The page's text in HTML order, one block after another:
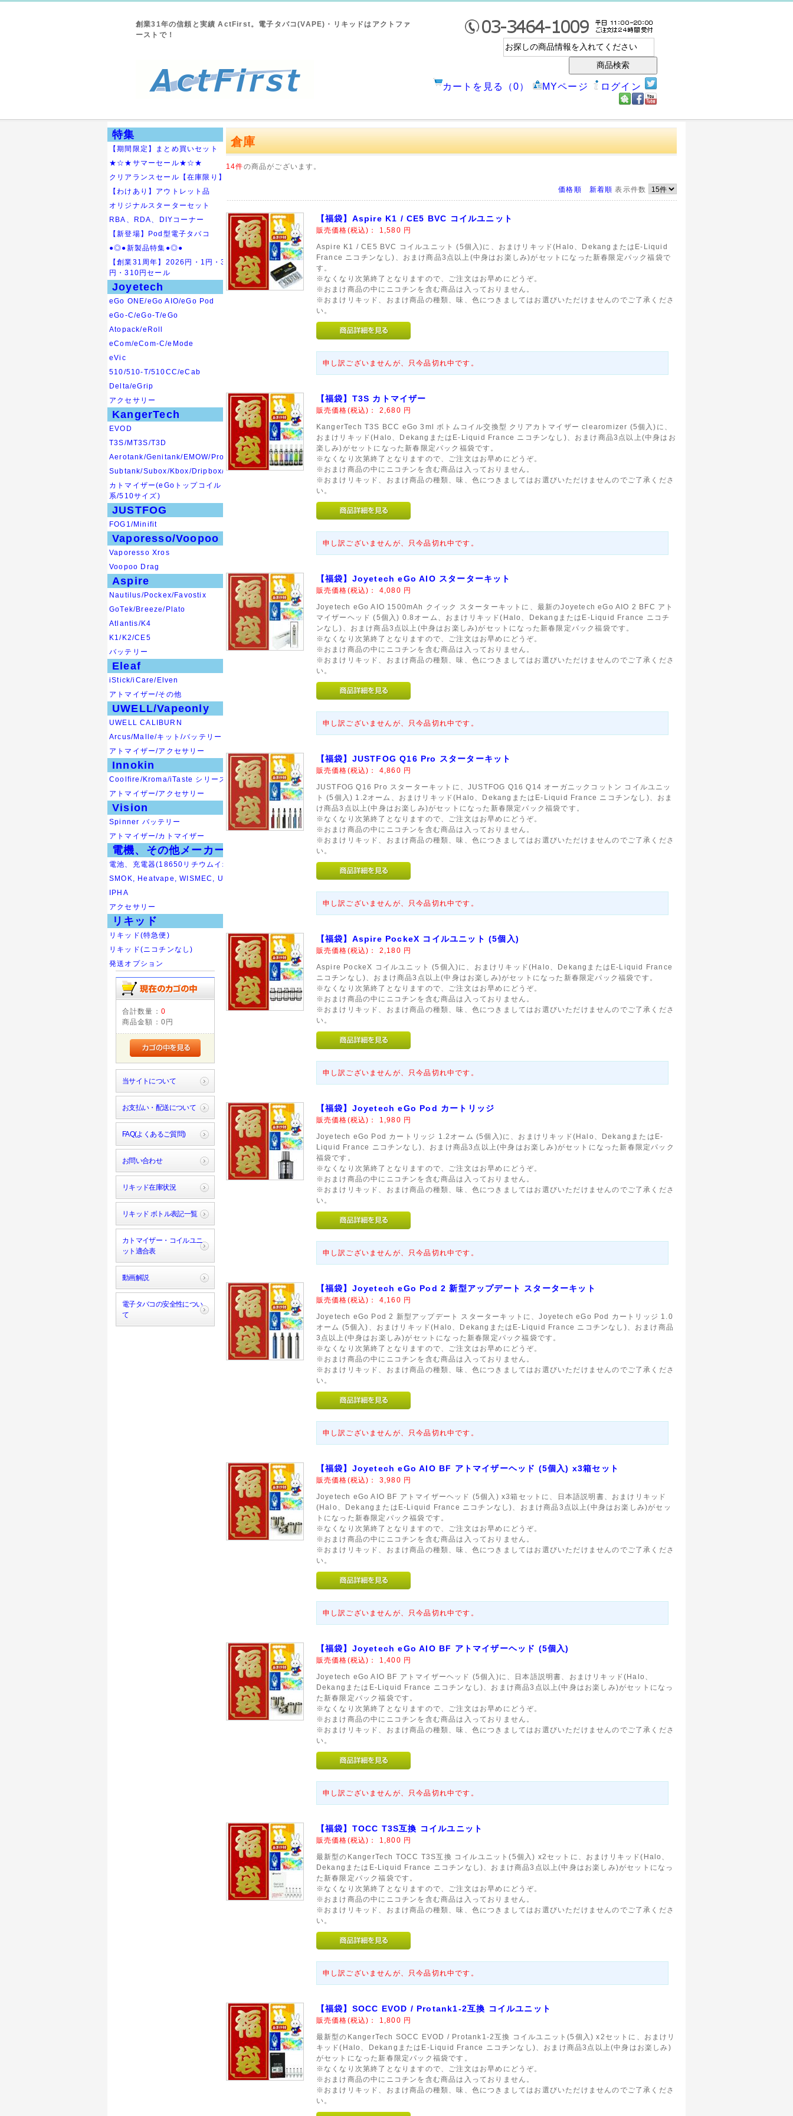
創業31年の信頼と実績 ActFirst。電子タバコ(VAPE)・リキッドはアクトファ
ーストで！
カートを見る（0） MYページ ログイン
特集
【期間限定】まとめ買いセット
★☆★サマーセール★☆★
クリアランスセール【在庫限り】
【わけあり】アウトレット品
オリジナルスターターセット
RBA、RDA、DIYコーナー
【新登場】Pod型電子タバコ
●◎●新製品特集●◎●
【創業31周年】2026円・1円・31
円・310円セール
Joyetech
eGo ONE/eGo AIO/eGo Pod
eGo-C/eGo-T/eGo
Atopack/eRoll
eCom/eCom-C/eMode
eVic
510/510-T/510CC/eCab
Delta/eGrip
アクセサリー
KangerTech
EVOD
T3S/MT3S/T3D
Aerotank/Genitank/EMOW/Protank
Subtank/Subox/Kbox/Dripbox/SUBVOD
カトマイザー(eGoトップコイル
系/510サイズ)
JUSTFOG
FOG1/Minifit
Vaporesso/Voopoo
Vaporesso Xros
Voopoo Drag
Aspire
Nautilus/Pockex/Favostix
GoTek/Breeze/Plato
Atlantis/K4
K1/K2/CE5
バッテリー
Eleaf
iStick/iCare/Elven
アトマイザー/その他
UWELL/Vapeonly
UWELL CALIBURN
Arcus/Malle/キット/バッテリー
アトマイザー/アクセサリー
Innokin
Coolfire/Kroma/iTaste シリーズ
アトマイザー/アクセサリー
Vision
Spinner バッテリー
アトマイザー/カトマイザー
電機、その他メーカー
電池、充電器(18650リチウムイオン)
SMOK, Heatvape, WISMEC, UD
IPHA
アクセサリー
リキッド
リキッド(特急便)
リキッド(ニコチンなし)
発送オプション
合計数量： 0
商品金額： 0円
当サイトについて
お支払い・配送について
FAQ(よくあるご質問)
お問い合わせ
リキッド在庫状況
リキッド ボトル表記一覧
カトマイザー・コイルユニ
ット適合表
動画解説
電子タバコの安全性につい
て
倉庫
14件の商品がございます。
価格順 新着順 表示件数
【福袋】Aspire K1 / CE5 BVC コイルユニット
販売価格(税込)： 1,580 円
Aspire K1 / CE5 BVC コイルユニット (5個入)に、おまけリキッド(Halo、DekangまたはE-Liquid
France ニコチンなし)、おまけ商品3点以上(中身はお楽しみ)がセットになった新春限定パック福袋で
す。
※なくなり次第終了となりますので、ご注文はお早めにどうぞ。
※おまけ商品の中にニコチンを含む商品は入っておりません。
※おまけリキッド、おまけ商品の種類、味、色につきましてはお選びいただけませんのでご了承くださ
い。
申し訳ございませんが、只今品切れ中です。
【福袋】T3S カトマイザー
販売価格(税込)： 2,680 円
KangerTech T3S BCC eGo 3ml ボトムコイル交換型 クリアカトマイザー clearomizer (5個入)に、
おまけリキッド(Halo、DekangまたはE-Liquid France ニコチンなし)、おまけ商品3点以上(中身はお
楽しみ)がセットになった新春限定パック福袋です。
※なくなり次第終了となりますので、ご注文はお早めにどうぞ。
※おまけ商品の中にニコチンを含む商品は入っておりません。
※おまけリキッド、おまけ商品の種類、味、色につきましてはお選びいただけませんのでご了承くださ
い。
申し訳ございませんが、只今品切れ中です。
【福袋】Joyetech eGo AIO スターターキット
販売価格(税込)： 4,080 円
Joyetech eGo AIO 1500mAh クイック スターターキットに、最新のJoyetech eGo AIO 2 BFC アト
マイザーヘッド (5個入) 0.8オーム、おまけリキッド(Halo、DekangまたはE-Liquid France ニコチ
ンなし)、おまけ商品3点以上(中身はお楽しみ)がセットになった新春限定パック福袋です。
※なくなり次第終了となりますので、ご注文はお早めにどうぞ。
※おまけ商品の中にニコチンを含む商品は入っておりません。
※おまけリキッド、おまけ商品の種類、味、色につきましてはお選びいただけませんのでご了承くださ
い。
申し訳ございませんが、只今品切れ中です。
【福袋】JUSTFOG Q16 Pro スターターキット
販売価格(税込)： 4,860 円
JUSTFOG Q16 Pro スターターキットに、JUSTFOG Q16 Q14 オーガニックコットン コイルユニッ
ト (5個入) 1.2オーム、おまけリキッド(Halo、DekangまたはE-Liquid France ニコチンなし)、おま
け商品3点以上(中身はお楽しみ)がセットになった新春限定パック福袋です。
※なくなり次第終了となりますので、ご注文はお早めにどうぞ。
※おまけ商品の中にニコチンを含む商品は入っておりません。
※おまけリキッド、おまけ商品の種類、味、色につきましてはお選びいただけませんのでご了承くださ
い。
申し訳ございませんが、只今品切れ中です。
【福袋】Aspire PockeX コイルユニット (5個入)
販売価格(税込)： 2,180 円
Aspire PockeX コイルユニット (5個入)に、おまけリキッド(Halo、DekangまたはE-Liquid France
ニコチンなし)、おまけ商品3点以上(中身はお楽しみ)がセットになった新春限定パック福袋です。
※なくなり次第終了となりますので、ご注文はお早めにどうぞ。
※おまけ商品の中にニコチンを含む商品は入っておりません。
※おまけリキッド、おまけ商品の種類、味、色につきましてはお選びいただけませんのでご了承くださ
い。
申し訳ございませんが、只今品切れ中です。
【福袋】Joyetech eGo Pod カートリッジ
販売価格(税込)： 1,980 円
Joyetech eGo Pod カートリッジ 1.2オーム (5個入)に、おまけリキッド(Halo、DekangまたはE-
Liquid France ニコチンなし)、おまけ商品3点以上(中身はお楽しみ)がセットになった新春限定パック
福袋です。
※なくなり次第終了となりますので、ご注文はお早めにどうぞ。
※おまけ商品の中にニコチンを含む商品は入っておりません。
※おまけリキッド、おまけ商品の種類、味、色につきましてはお選びいただけませんのでご了承くださ
い。
申し訳ございませんが、只今品切れ中です。
【福袋】Joyetech eGo Pod 2 新型アップデート スターターキット
販売価格(税込)： 4,160 円
Joyetech eGo Pod 2 新型アップデート スターターキットに、Joyetech eGo Pod カートリッジ 1.0
オーム (5個入)、おまけリキッド(Halo、DekangまたはE-Liquid France ニコチンなし)、おまけ商品
3点以上(中身はお楽しみ)がセットになった新春限定パック福袋です。
※なくなり次第終了となりますので、ご注文はお早めにどうぞ。
※おまけ商品の中にニコチンを含む商品は入っておりません。
※おまけリキッド、おまけ商品の種類、味、色につきましてはお選びいただけませんのでご了承くださ
い。
申し訳ございませんが、只今品切れ中です。
【福袋】Joyetech eGo AIO BF アトマイザーヘッド (5個入) x3箱セット
販売価格(税込)： 3,980 円
Joyetech eGo AIO BF アトマイザーヘッド (5個入) x3箱セットに、日本語説明書、おまけリキッド
(Halo、DekangまたはE-Liquid France ニコチンなし)、おまけ商品3点以上(中身はお楽しみ)がセッ
トになった新春限定パック福袋です。
※なくなり次第終了となりますので、ご注文はお早めにどうぞ。
※おまけ商品の中にニコチンを含む商品は入っておりません。
※おまけリキッド、おまけ商品の種類、味、色につきましてはお選びいただけませんのでご了承くださ
い。
申し訳ございませんが、只今品切れ中です。
【福袋】Joyetech eGo AIO BF アトマイザーヘッド (5個入)
販売価格(税込)： 1,400 円
Joyetech eGo AIO BF アトマイザーヘッド (5個入)に、日本語説明書、おまけリキッド(Halo、
DekangまたはE-Liquid France ニコチンなし)、おまけ商品3点以上(中身はお楽しみ)がセットになっ
た新春限定パック福袋です。
※なくなり次第終了となりますので、ご注文はお早めにどうぞ。
※おまけ商品の中にニコチンを含む商品は入っておりません。
※おまけリキッド、おまけ商品の種類、味、色につきましてはお選びいただけませんのでご了承くださ
い。
申し訳ございませんが、只今品切れ中です。
【福袋】TOCC T3S互換 コイルユニット
販売価格(税込)： 1,800 円
最新型のKangerTech TOCC T3S互換 コイルユニット(5個入) x2セットに、おまけリキッド(Halo、
DekangまたはE-Liquid France ニコチンなし)、おまけ商品3点以上(中身はお楽しみ)がセットになっ
た新春限定パック福袋です。
※なくなり次第終了となりますので、ご注文はお早めにどうぞ。
※おまけ商品の中にニコチンを含む商品は入っておりません。
※おまけリキッド、おまけ商品の種類、味、色につきましてはお選びいただけませんのでご了承くださ
い。
申し訳ございませんが、只今品切れ中です。
【福袋】SOCC EVOD / Protank1-2互換 コイルユニット
販売価格(税込)： 1,800 円
最新型のKangerTech SOCC EVOD / Protank1-2互換 コイルユニット(5個入) x2セットに、おまけリ
キッド(Halo、DekangまたはE-Liquid France ニコチンなし)、おまけ商品3点以上(中身はお楽しみ)
がセットになった新春限定パック福袋です。
※なくなり次第終了となりますので、ご注文はお早めにどうぞ。
※おまけ商品の中にニコチンを含む商品は入っておりません。
※おまけリキッド、おまけ商品の種類、味、色につきましてはお選びいただけませんのでご了承くださ
い。